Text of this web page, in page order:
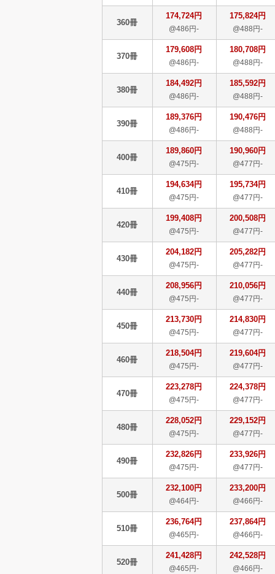
360冊
174,724円
@486円-
175,824円
@488円-
370冊
179,608円
@486円-
180,708円
@488円-
380冊
184,492円
@486円-
185,592円
@488円-
390冊
189,376円
@486円-
190,476円
@488円-
400冊
189,860円
@475円-
190,960円
@477円-
410冊
194,634円
@475円-
195,734円
@477円-
420冊
199,408円
@475円-
200,508円
@477円-
430冊
204,182円
@475円-
205,282円
@477円-
440冊
208,956円
@475円-
210,056円
@477円-
450冊
213,730円
@475円-
214,830円
@477円-
460冊
218,504円
@475円-
219,604円
@477円-
470冊
223,278円
@475円-
224,378円
@477円-
480冊
228,052円
@475円-
229,152円
@477円-
490冊
232,826円
@475円-
233,926円
@477円-
500冊
232,100円
@464円-
233,200円
@466円-
510冊
236,764円
@465円-
237,864円
@466円-
520冊
241,428円
@465円-
242,528円
@466円-